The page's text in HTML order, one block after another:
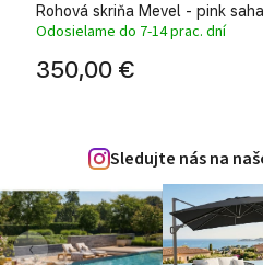
Rohová skriňa Mevel - pink
Odosielame do 7-14 prac. dní
350,00 €
Sledujte nás na
‹